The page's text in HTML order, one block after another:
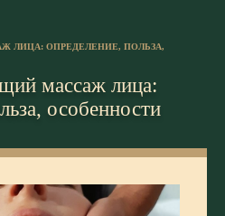
ЛИЦА: ОПРЕДЕЛЕНИЕ, ПОЛЬЗА,
массаж лица:
особенности